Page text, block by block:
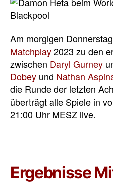
Am morgigen
Matchplay2023 zu den
zwischen Daryl Gurney
Dobey und Nathan
die Runde der letzten
überträgt alle Spiele in
21:00 Uhr MESZ live.
Ergebnisse